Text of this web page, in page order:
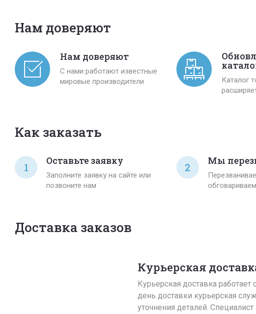
Нам доверяют
Нам доверяют
С нами работают известные
мировые производители
Каталог
Как заказать
1
Оставьте заявку
Заполните заявку на сайте или
позвоните нам
2
Мы
Доставка заказов
Курьерская
Курьерская доставка работает
день доставки курьерская
уточнения деталей.